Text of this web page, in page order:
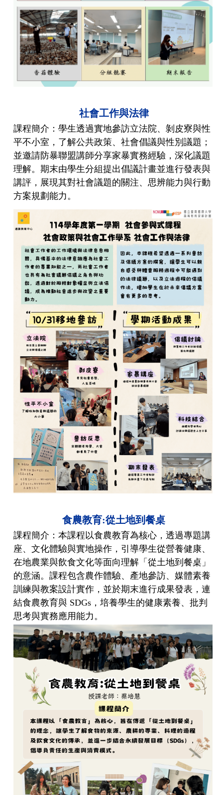
社會工作與法律
課程簡介：學生透過實地參訪立法院、剝皮寮與性
平不小室，了解公共政策、社會倡議與性別議題；
並邀請防暴聯盟講師分享家暴實務經驗，深化議題
理解。期末由學生分組提出倡議計畫並進行發表與
講評，展現其對社會議題的關注、思辨能力與行動
方案規劃能力。
食農教育:從土地到餐桌
課程簡介：本課程以食農教育為核心，透過專題講
座、文化體驗與實地操作，引導學生從營養健康、
在地農業與飲食文化等面向理解「從土地到餐桌」
的意涵。課程包含農作體驗、產地參訪、媒體素養
訓練與教案設計實作，並於期末進行成果發表，連
結食農教育與 SDGs，培養學生的健康素養、批判
思考與實務應用能力。